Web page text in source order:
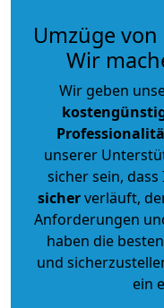
Umzüge
Wir
Wir geben
unserer
sicher sein,
sicherverläuft,
Anforderungen
haben die
und
ein